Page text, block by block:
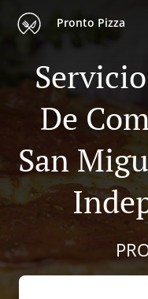
Pronto Pizza
De
San